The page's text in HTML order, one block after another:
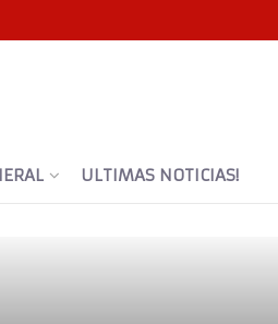
ULTIMAS NOTICIAS!